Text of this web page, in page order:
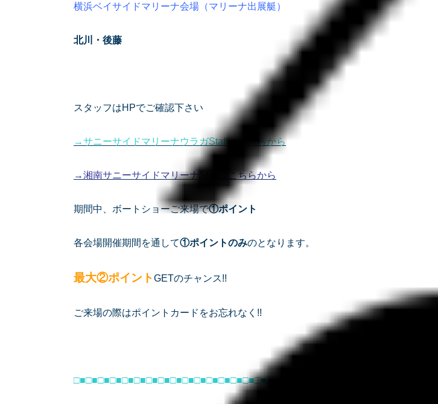
横浜ベイサイドマリーナ会場（マリーナ出展艇）
北川・後藤
スタッフはHPでご確認下さい
→サニーサイドマリーナウラガStaffはこちらから
→湘南サニーサイドマリーナStaffはこちらから
期間中、ボートショーご来場で①ポイント
各会場開催期間を通して①ポイントのみのとなります。
最大②ポイントGETのチャンス!!
ご来場の際はポイントカードをお忘れなく!!
□■□■□■□■□■□■□■□■□■□■□■□■□■□■□■□■□■□